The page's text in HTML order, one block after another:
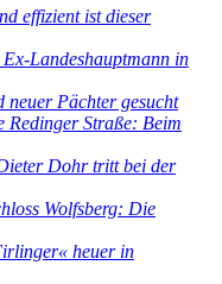
effizient ist dieser
Landeshauptmann in
neuer Pächter gesucht
Straße: Beim
Dohr tritt bei der
Wolfsberg: Die
heuer in